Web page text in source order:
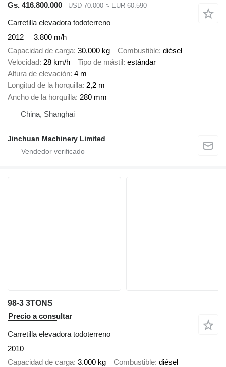
Gs. 416.800.000
USD 70.000 ≈ EUR 60.590
Carretilla elevadora todoterreno
2012
3.800 m/h
Capacidad de carga 30.000 kg Combustible diésel
Velocidad 28 km/h Tipo de mástil estándar
Altura de elevación 4 m
Longitud de la horquilla 2,2 m
Ancho de la horquilla 280 mm
China, Shanghai
Jinchuan Machinery Limited
98-3 3TONS
Precio a consultar
Carretilla elevadora todoterreno
2010
Capacidad de carga 3.000 kg Combustible diésel